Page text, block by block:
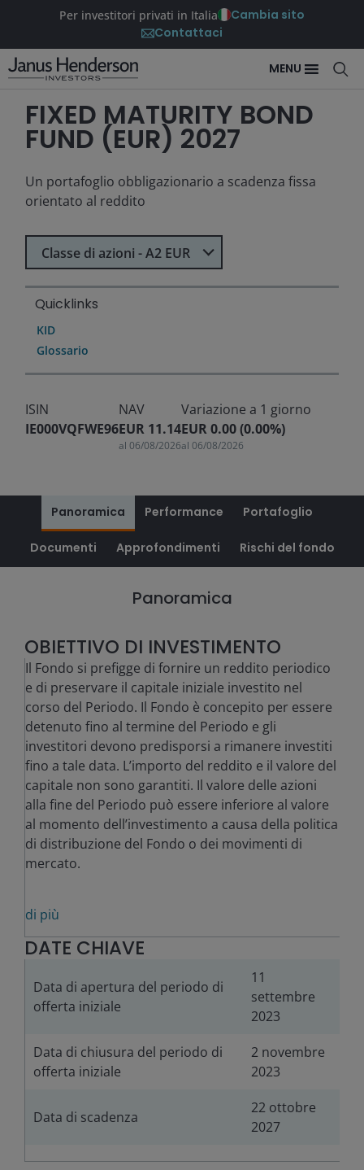
Per investitori privati in Italia
Cambia sito
Contattaci
MENU
FIXED MATURITY BOND
FUND (EUR) 2027
Un portafoglio obbligazionario a scadenza fissa
orientato al reddito
Seleziona Classe di azioni
Classe di azioni - A2 EUR
Quicklinks
KID
Glossario
ISIN
IE000VQFWE96
NAV
EUR 11.14
al 06/08/2026
Variazione a 1 giorno
EUR 0.00 (0.00%)
al 06/08/2026
Panoramica Performance Portafoglio
Documenti Approfondimenti Rischi del fondo
Panoramica
OBIETTIVO DI INVESTIMENTO
Il Fondo si prefigge di fornire un reddito periodico
e di preservare il capitale iniziale investito nel
corso del Periodo. Il Fondo è concepito per essere
detenuto fino al termine del Periodo e gli
investitori devono predisporsi a rimanere investiti
fino a tale data. L’importo del reddito e il valore del
capitale non sono garantiti. Il valore delle azioni
alla fine del Periodo può essere inferiore al valore
al momento dell’investimento a causa della politica
di distribuzione del Fondo o dei movimenti di
mercato.
di più
DATE CHIAVE
Data di apertura del periodo di
offerta iniziale
11
settembre
2023
Data di chiusura del periodo di
offerta iniziale
2 novembre
2023
Data di scadenza
22 ottobre
2027